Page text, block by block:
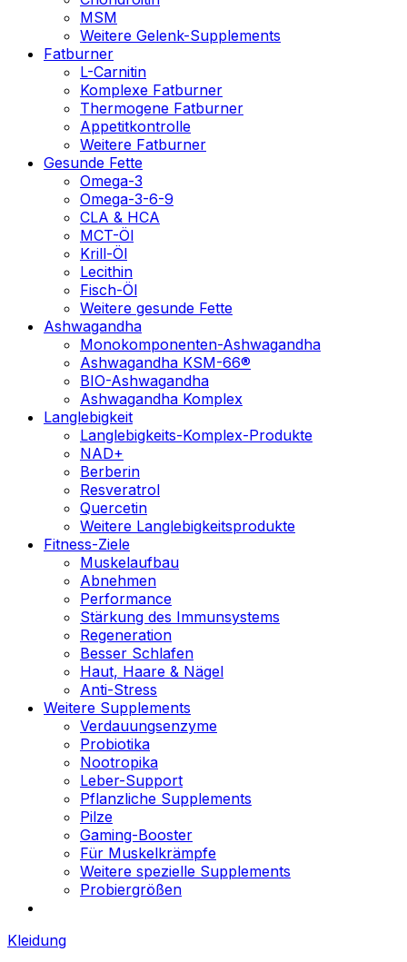
MSM
Weitere Gelenk-Supplements
Fatburner
L-Carnitin
Komplexe Fatburner
Thermogene Fatburner
Appetitkontrolle
Weitere Fatburner
Gesunde Fette
Omega-3
Omega-3-6-9
CLA & HCA
MCT-Öl
Krill-Öl
Lecithin
Fisch-Öl
Weitere gesunde Fette
Ashwagandha
Monokomponenten-Ashwagandha
Ashwagandha KSM-66®
BIO-Ashwagandha
Ashwagandha Komplex
Langlebigkeit
Langlebigkeits-Komplex-Produkte
NAD+
Berberin
Resveratrol
Quercetin
Weitere Langlebigkeitsprodukte
Fitness-Ziele
Muskelaufbau
Abnehmen
Performance
Stärkung des Immunsystems
Regeneration
Besser Schlafen
Haut, Haare & Nägel
Anti-Stress
Weitere Supplements
Verdauungsenzyme
Probiotika
Nootropika
Leber-Support
Pflanzliche Supplements
Pilze
Gaming-Booster
Für Muskelkrämpfe
Weitere spezielle Supplements
Probiergrößen
Kleidung